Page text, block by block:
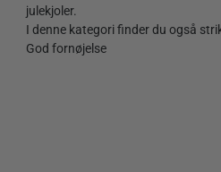
julekjoler.
I denne kategori finder du også
God fornøjelse